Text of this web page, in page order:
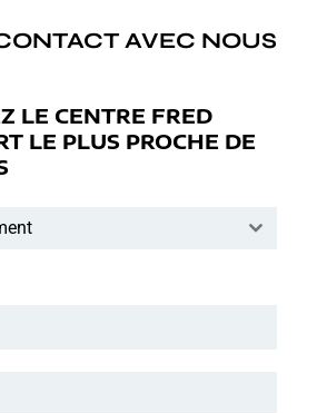
AVEC NOUS
LE CENTRE FRED
LE PLUS PROCHE DE